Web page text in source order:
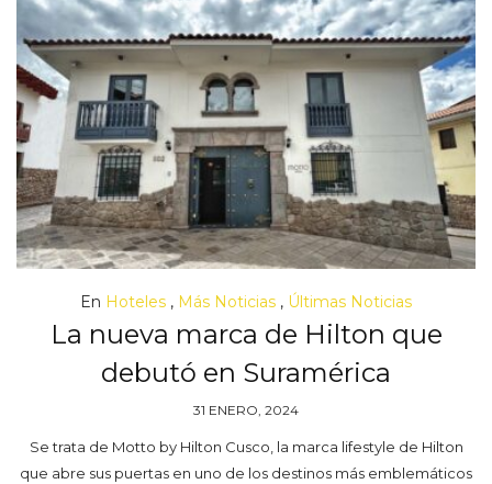
En Hoteles , Más Noticias , Últimas Noticias
La nueva marca de Hilton que
debutó en Suramérica
31 ENERO, 2024
Se trata de Motto by Hilton Cusco, la marca lifestyle de Hilton
que abre sus puertas en uno de los destinos más emblemáticos